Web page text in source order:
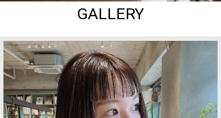
お知らせ
コンセプト
スタッフ
メニュー
GALLERY